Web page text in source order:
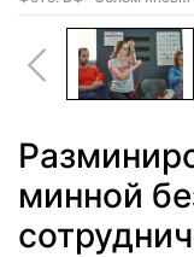
минной